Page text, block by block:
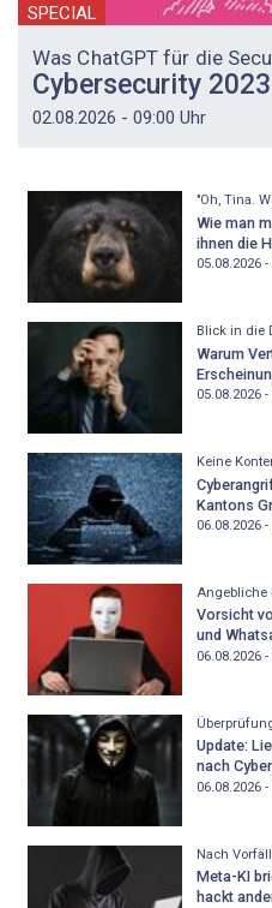
SPECIAL
Was ChatGPT für die
Cybersecurity 2023
02.08.2026 - 09:00 Uhr
"Oh, Tina.
Wie man
ihnen die
05.08.2026 -
Blick in die
Warum
05.08.2026 -
Keine
Kantons
06.08.2026 -
Angebliche
Vorsicht
und
06.08.2026 -
Update:
nach
06.08.2026 -
Nach
Meta-KI
hackt